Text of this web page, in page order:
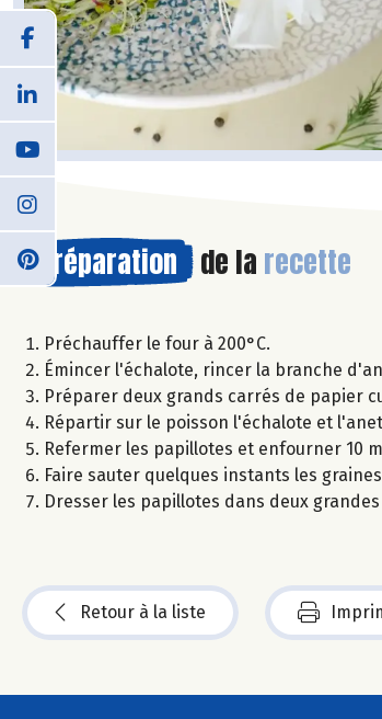
Préparation de la recette
Préchauffer le four à 200°C.
Émincer l'échalote, rincer la branche
Préparer deux grands carrés de papier
Répartir sur le poisson l'échalote et
Refermer les papillotes et enfourner 10
Faire sauter quelques instants les
Dresser les papillotes dans deux
Retour à la liste